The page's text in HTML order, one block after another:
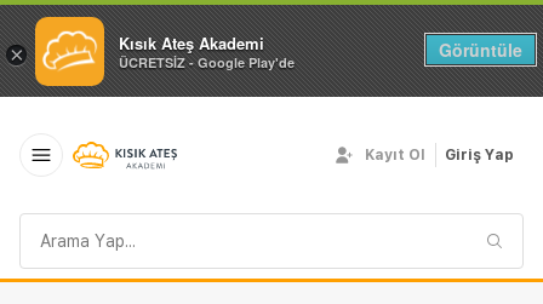
× Kısık Ateş Akademi
ÜCRETSİZ - Google Play'de
Görüntüle
sorgusu
Kayıt Ol Giriş Yap